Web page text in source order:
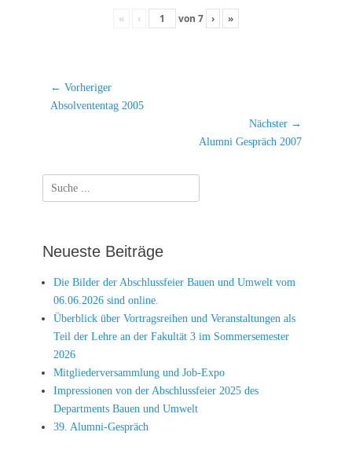
« ‹ von 7 › »
Beitragsnavigation
← Vorheriger
Vorheriger
Absolvententag 2005
Nächster →
Alumni Gespräch 2007
Suchen
nach:
Neueste Beiträge
Die Bilder der Abschlussfeier Bauen und Umwelt vom
06.06.2026 sind online.
Überblick über Vortragsreihen und Veranstaltungen als
Teil der Lehre an der Fakultät 3 im Sommersemester
2026
Mitgliederversammlung und Job-Expo
Impressionen von der Abschlussfeier 2025 des
Departments Bauen und Umwelt
39. Alumni-Gespräch